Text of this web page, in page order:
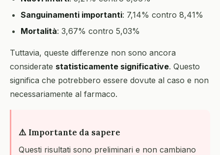
Sanguinamenti importanti: 7,14% contro 8,41%
Mortalità: 3,67% contro 5,03%
Tuttavia, queste differenze non sono ancora
considerate statisticamente significative. Questo
significa che potrebbero essere dovute al caso e non
necessariamente al farmaco.
⚠️ Importante da sapere
Questi risultati sono preliminari e non cambiano